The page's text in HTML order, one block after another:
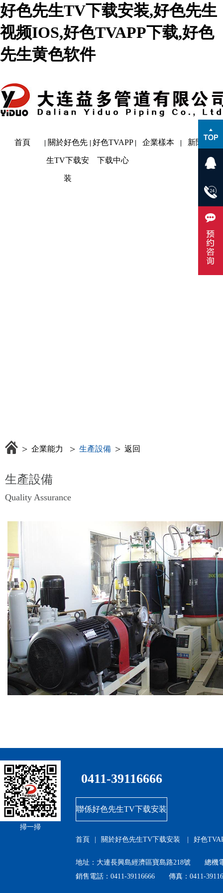
好色先生TV下载安装,好色先生
视频IOS,好色TVAPP下载,好色
先生黄色软件
首頁 關於好色先
生TV下载安
装
好色TVAPP
下载中心
企業樣本 新聞動態
> 企業能力 > 生產設備 > 返回
生產設備
Quality Assurance
掃一掃
0411-39116666
聯係好色先生TV下载安装
首頁 關於好色先生TV下载安装 好色
地址：大連長興島經濟區寶島路218號 總機電
銷售電話：0411-39116666 傳真：0411-